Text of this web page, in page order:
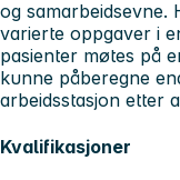
og
varierte oppgaver i
pasienter møtes på
kunne påberegne
arbeidsstasjon etter
Kvalifikasjoner